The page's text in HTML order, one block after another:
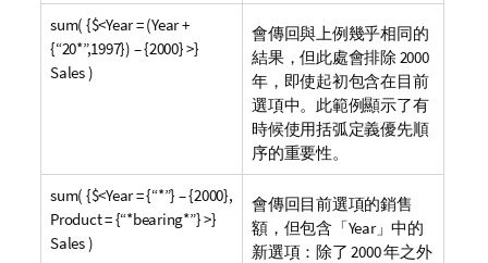
sum( {$<Year = (Year +
{“20*”,1997}) – {2000} >}
Sales )
會傳回與上例幾乎相同的
結果，但此處會排除 2000
年，即使起初包含在目前
選項中。此範例顯示了有
時候使用括弧定義優先順
序的重要性。
sum( {$<Year = {“*”} – {2000},
Product = {“*bearing*”} >}
Sales )
會傳回目前選項的銷售
額，但包含「Year」中的
新選項：除了 2000 年之外